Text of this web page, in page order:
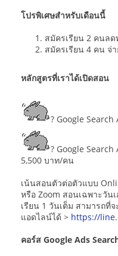
โปรพิเศษสำหรับเดือนนี้
สมัครเรียน 2 คนลด
สมัครเรียน 4 คน จ่
หลักสูตรที่เราได้เปิดสอน
? Google
? Google
5,500 บาท/คน
เน้นสอนตัวต่อตัวแบบ
หรือ Zoom สอนเฉพาะวัน
เรียน 1 วันเต็ม สามารถที่
แอดไลน์ได้ > https://
คอร์ส Google Ads